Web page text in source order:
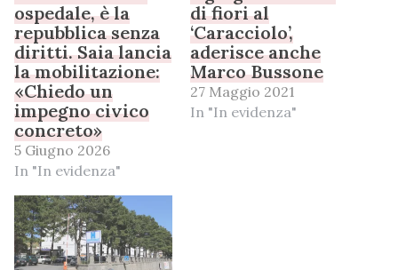
ospedale, è la
repubblica senza
diritti. Saia lancia
la mobilitazione:
«Chiedo un
impegno civico
concreto»
5 Giugno 2026
In "In evidenza"
di fiori al
‘Caracciolo’,
aderisce anche
Marco Bussone
27 Maggio 2021
In "In evidenza"